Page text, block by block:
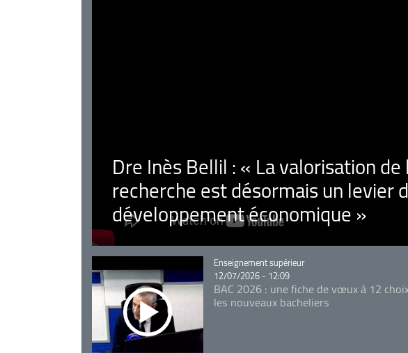
Dre Inès Bellil : « La valorisation de
recherche est désormais un levier
développement économique »
Catégorie
Enseignement supérieur
12/07/2026 - 12:09
BAC 2026 : une fiche de vœux à 12
les nouveaux bacheliers